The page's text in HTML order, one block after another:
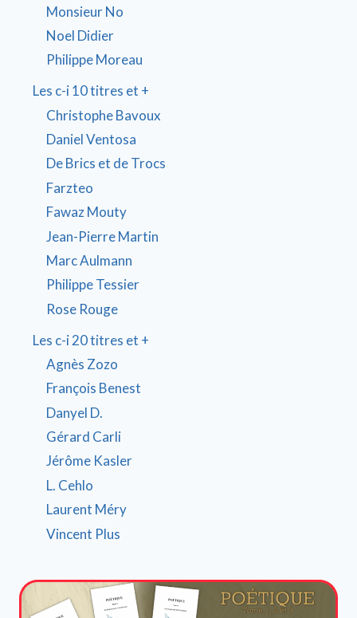
Monsieur No
Noel Didier
Philippe Moreau
Les c-i 10 titres et +
Christophe Bavoux
Daniel Ventosa
De Brics et de Trocs
Farzteo
Fawaz Mouty
Jean-Pierre Martin
Marc Aulmann
Philippe Tessier
Rose Rouge
Les c-i 20 titres et +
Agnès Zozo
François Benest
Danyel D.
Gérard Carli
Jérôme Kasler
L. Cehlo
Laurent Méry
Vincent Plus